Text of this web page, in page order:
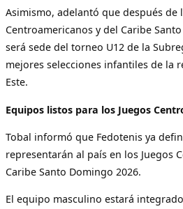
Asimismo, adelantó que después de
Centroamericanos y del Caribe
será sede del torneo U12 de la
mejores selecciones infantiles de la
Este.
Equipos listos para los Juegos
Tobal informó que Fedotenis ya
representarán al país en los Juegos
Caribe Santo Domingo 2026.
El equipo masculino estará